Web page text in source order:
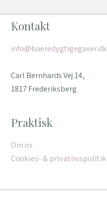
Kontakt
info@baeredygtigegaver.dk
Carl Bernhards Vej 14,
1817 Frederiksberg
Praktisk
Om os
Cookies- & privatlivspolitik